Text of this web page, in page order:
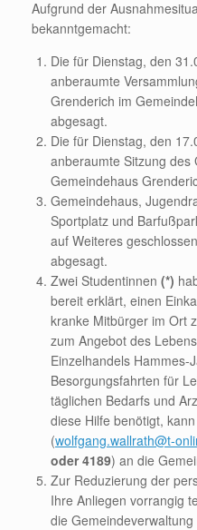
Aufgrund der
bekanntgemacht:
Die für Dienstag, den
anberaumte
Grenderich im
abgesagt.
Die für Dienstag, den
anberaumte Sitzung des
Gemeindehaus
Gemeindehaus,
Sportplatz und
auf Weiteres
abgesagt.
Zwei Studentinnen (*)
bereit erklärt, einen
kranke Mitbürger im Ort
zum Angebot des
Einzelhandels Hammes-
Besorgungsfahrten für
täglichen Bedarfs und
diese Hilfe benötigt,
(wolfgang.wallrath@t-
oder 4189) an die
Zur Reduzierung der
Ihre Anliegen vorrangig
die